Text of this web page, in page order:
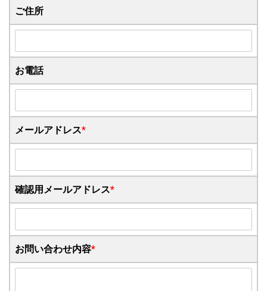
ご住所
お電話
メールアドレス*
確認用メールアドレス*
お問い合わせ内容*